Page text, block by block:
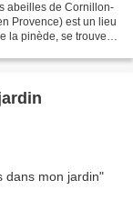
abeilles de Cornillon-
Provence) est un lieu
la pinède, se trouve